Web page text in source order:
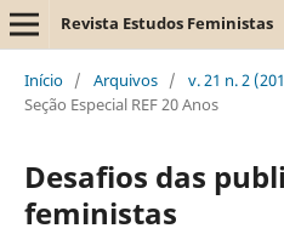
Revista Estudos Feministas
Início / Arquivos / v. 21 n. 2
Seção Especial REF 20 Anos
Desafios das
feministas